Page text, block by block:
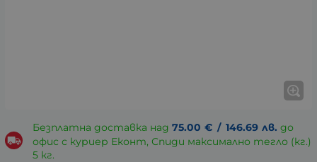
Безплатна доставка над 75.00 € / 146.69 лв. до
офис с куриер Еконт, Спиди максимално тегло (кг.)
5 кг.